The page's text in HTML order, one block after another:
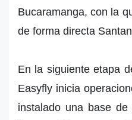
Bucaramanga, con la
de forma directa
En la siguiente etapa
Easyfly inicia
instalado una base